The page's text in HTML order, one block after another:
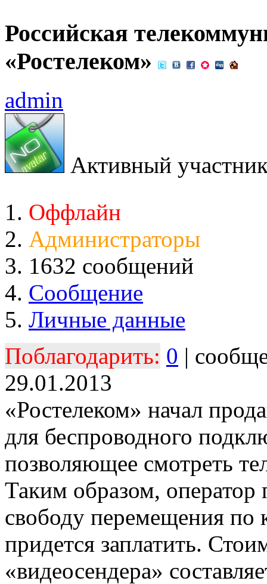
Российская
«Ростелеком»
admin
Активный
Оффлайн
Администраторы
1632 сообщений
Сообщение
Личные данные
Поблагодарить: 0 |
29.01.2013
«Ростелеком» начал
для беспроводного
позволяющее смотреть
Таким образом, оператор
свободу перемещения по
придется заплатить.
«видеосендера»